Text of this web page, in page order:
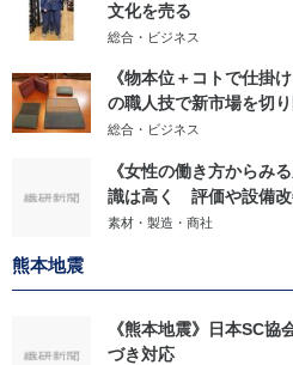
文化を売る
総合・ビジネス
《物本位＋コトで仕掛
の職人技で新市場を切り
総合・ビジネス
《女性の働き方からみ
識は高く 評価や設備改
素材・製造・商社
熊本地震
《熊本地震》日本SC
づき対応